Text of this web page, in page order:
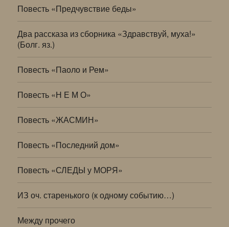
Повесть «Предчувствие беды»
Два рассказа из сборника «Здравствуй, муха!»
(Болг. яз.)
Повесть «Паоло и Рем»
Повесть «Н Е М О»
Повесть «ЖАСМИН»
Повесть «Последний дом»
Повесть «СЛЕДЫ у МОРЯ»
ИЗ оч. старенького (к одному событию…)
Между прочего